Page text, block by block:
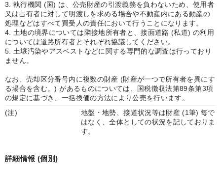
3. 執行機関 (国) は、公売財産の引渡義務を負わないため、使用者
又は占有者に対して明渡しを求める場合や不動産内にある動産の
処理などはすべて買受人の責任において行うことになります。
4. 土地の境界については隣接地所有者と、接面道路 (私道) の利用
については道路所有者とそれぞれ協議してください。
5. 土壌汚染やアスベストなどに関する専門的な調査は行っており
ません。
なお、売却区分番号内に複数の財産 (財産が一つで所有者を異にす
る場合を含む。) があるものについては、国税徴収法第89条第3項
の規定に基づき、一括換価の方法により公売を行います。
(注)
地盤・地勢、接道状況等は財産 (1筆) 毎で
はなく、全体としての状況を記しておりま
す。
詳細情報 (個別)